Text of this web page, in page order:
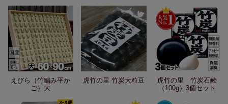
えびら（竹編み平か
ご）大
虎竹の里 竹炭大粒豆
虎竹の里 竹炭石鹸
（100g）3個セット